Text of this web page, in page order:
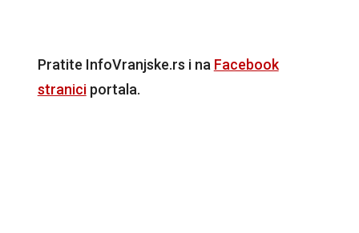
Pratite InfoVranjske.rs i na Facebook
straniciportala.